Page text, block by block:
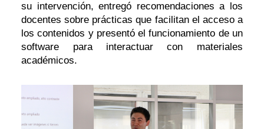
su intervención, entregó recomendaciones a los
docentes sobre prácticas que facilitan el acceso a
los contenidos y presentó el funcionamiento de un
software para interactuar con materiales
académicos.